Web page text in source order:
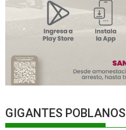
GIGANTES POBLANOS